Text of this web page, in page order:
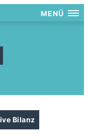
MENÜ
Bilanz